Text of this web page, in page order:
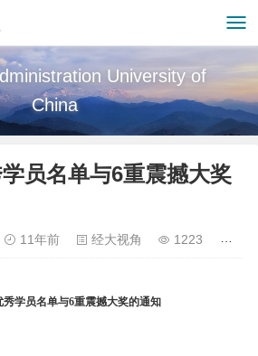
University of
China
员名单与6重震撼大奖
11年前 经大视角 1223
秀学员名单与6重震撼大奖的通知